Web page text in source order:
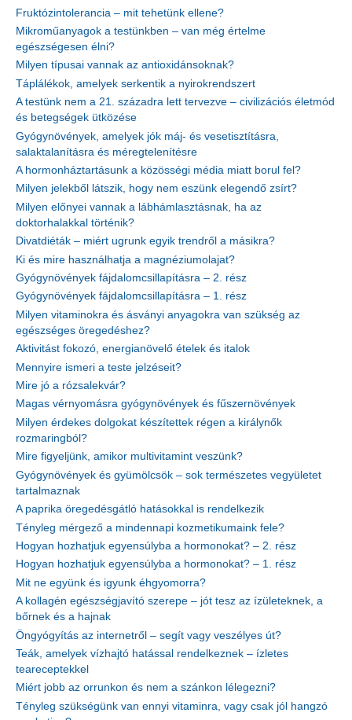
Fruktózintolerancia – mit tehetünk ellene?
Mikroműanyagok a testünkben – van még értelme
egészségesen élni?
Milyen típusai vannak az antioxidánsoknak?
Táplálékok, amelyek serkentik a nyirokrendszert
A testünk nem a 21. századra lett tervezve – civilizációs életmód
és betegségek ütközése
Gyógynövények, amelyek jók máj- és vesetisztításra,
salaktalanításra és méregtelenítésre
A hormonháztartásunk a közösségi média miatt borul fel?
Milyen jelekből látszik, hogy nem eszünk elegendő zsírt?
Milyen előnyei vannak a lábhámlasztásnak, ha az
doktorhalakkal történik?
Divatdiéták – miért ugrunk egyik trendről a másikra?
Ki és mire használhatja a magnéziumolajat?
Gyógynövények fájdalomcsillapításra – 2. rész
Gyógynövények fájdalomcsillapításra – 1. rész
Milyen vitaminokra és ásványi anyagokra van szükség az
egészséges öregedéshez?
Aktivitást fokozó, energianövelő ételek és italok
Mennyire ismeri a teste jelzéseit?
Mire jó a rózsalekvár?
Magas vérnyomásra gyógynövények és fűszernövények
Milyen érdekes dolgokat készítettek régen a királynők
rozmaringból?
Mire figyeljünk, amikor multivitamint veszünk?
Gyógynövények és gyümölcsök – sok természetes vegyületet
tartalmaznak
A paprika öregedésgátló hatásokkal is rendelkezik
Tényleg mérgező a mindennapi kozmetikumaink fele?
Hogyan hozhatjuk egyensúlyba a hormonokat? – 2. rész
Hogyan hozhatjuk egyensúlyba a hormonokat? – 1. rész
Mit ne együnk és igyunk éhgyomorra?
A kollagén egészségjavító szerepe – jót tesz az ízületeknek, a
bőrnek és a hajnak
Öngyógyítás az internetről – segít vagy veszélyes út?
Teák, amelyek vízhajtó hatással rendelkeznek – ízletes
teareceptekkel
Miért jobb az orrunkon és nem a szánkon lélegezni?
Tényleg szükségünk van ennyi vitaminra, vagy csak jól hangzó